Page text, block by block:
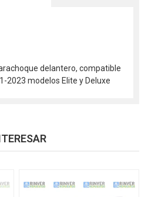
delantero, compatible
2023 modelos Elite y Deluxe